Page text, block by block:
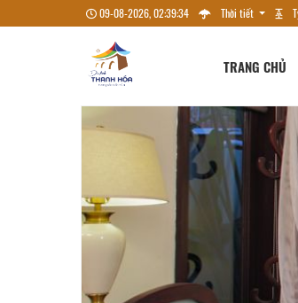
09-08-2026, 02:39:36 Thời tiết
TRANG CHỦ